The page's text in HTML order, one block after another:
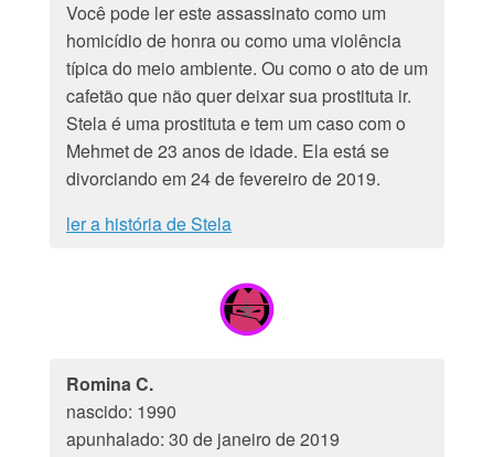
Você pode ler este assassinato como um
homicídio de honra ou como uma violência
típica do meio ambiente. Ou como o ato de um
cafetão que não quer deixar sua prostituta ir.
Stela é uma prostituta e tem um caso com o
Mehmet de 23 anos de idade. Ela está se
divorciando em 24 de fevereiro de 2019.
ler a história de Stela
Romina C.
nascido: 1990
apunhalado: 30 de janeiro de 2019